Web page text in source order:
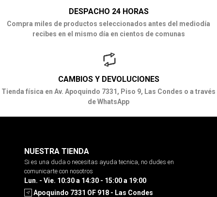
DESPACHO 24 HORAS
Compra miles de productos seleccionados antes del mediodía
recibes en el mismo día en cientos de comunas
CAMBIOS Y DEVOLUCIONES
Tienda física en Av. Apoquindo 7331, Piso 9, Las Condes o a través
de WhatsApp
NUESTRA TIENDA
Si es una duda o necesitas ayuda tecnica, no dudes en
comunicarte con nosotros
Lun. - Vie. 10:30 a 14:30 - 15:00 a 19:00
Apoquindo 7331 OF 918 - Las Condes